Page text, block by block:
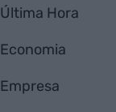
Última Hora
Economia
Empresa